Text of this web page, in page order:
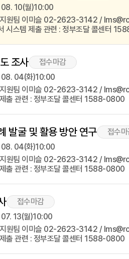
10(월)10:00
지원팀 이미슬 02-2623-3142 /
시스템 제출 관련 : 정부조달 콜센터
조사
접수마감
04(화)10:00
지원팀 이미슬 02-2623-3142 /
출 관련 : 정부조달 콜센터 1588-0800
발굴 및 활용 방안 연구
접수
04(화)10:00
지원팀 이미슬 02-2623-3142 /
출 관련 : 정부조달 콜센터 1588-0800
접수마감
13(월)10:00
지원팀 이미슬 02-2623-3142 /
출 관련 : 정부조달 콜센터 1588-0800